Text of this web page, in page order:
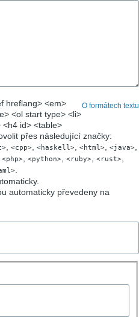
O formátech textu
hreflang> <em>
<ol start type> <li>
<h4 id> <table>
přes následující značky:
<cpp> <haskell> <html> <java>
<php> <python> <ruby> <rust>
automaticky převedeny na